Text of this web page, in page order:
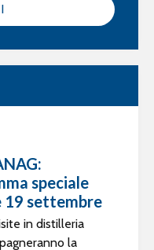
speciale
19 settembre
in distilleria
la